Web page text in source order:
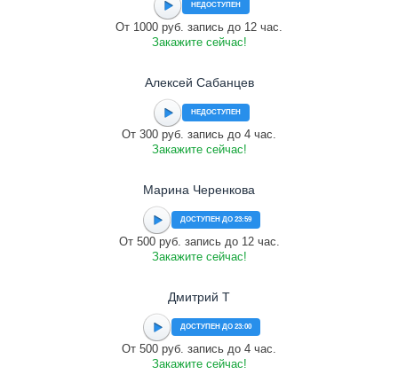
НЕДОСТУПЕН
От 1000 руб. запись до 12 час.
Закажите сейчас!
Алексей Сабанцев
НЕДОСТУПЕН
От 300 руб. запись до 4 час.
Закажите сейчас!
Марина Черенкова
ДОСТУПЕН ДО 23:59
От 500 руб. запись до 12 час.
Закажите сейчас!
Дмитрий Т
ДОСТУПЕН ДО 23:00
От 500 руб. запись до 4 час.
Закажите сейчас!